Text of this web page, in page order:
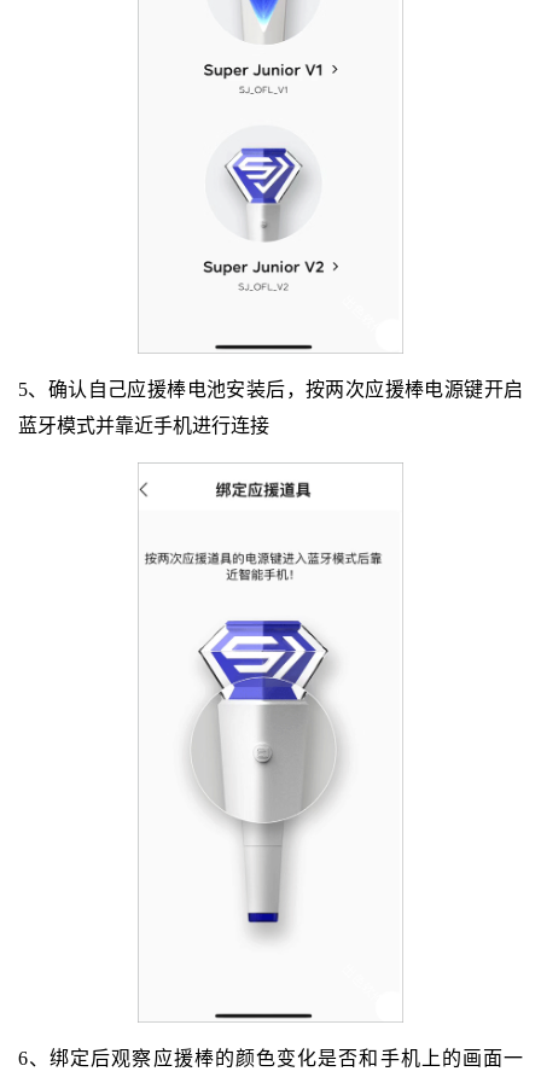
5、确认自己应援棒电池安装后，按两次应援棒电源键开启
蓝牙模式并靠近手机进行连接
6、绑定后观察应援棒的颜色变化是否和手机上的画面一